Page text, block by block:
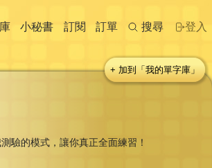
小秘書 訂閱 訂單 搜尋 登入
+ 加到「我的單字庫」
驗的模式，讓你真正全面練習！